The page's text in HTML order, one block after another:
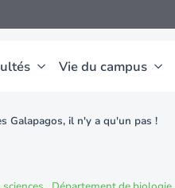
Vie du campus
Galapagos, il n'y a qu'un pas !